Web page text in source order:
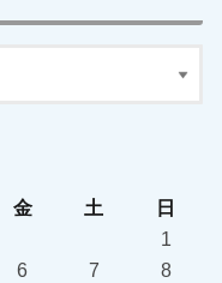
金 土
日
1
6 7
8